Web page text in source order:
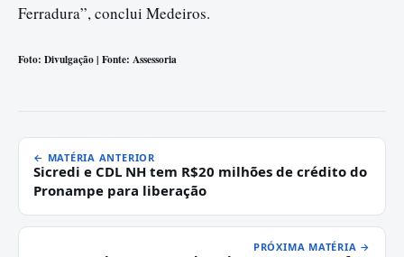
Ferradura”, conclui Medeiros.
Foto: Divulgação | Fonte: Assessoria
← MATÉRIA ANTERIOR
Sicredi e CDL NH tem R$20 milhões de crédito do
Pronampe para liberação
PRÓXIMA MATÉRIA →